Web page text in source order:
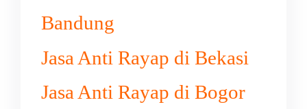
Bandung
Jasa Anti Rayap di Bekasi
Jasa Anti Rayap di Bogor